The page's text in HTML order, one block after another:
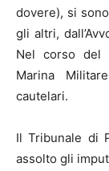
dovere), si
gli altri,
Nel corso del
Marina
cautelari.
Il Tribunale di
assolto gli